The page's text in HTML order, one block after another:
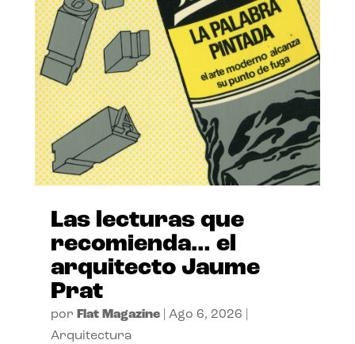
Las lecturas que
recomienda… el
arquitecto Jaume
Prat
por Flat Magazine| Ago 6, 2026
Arquitectura